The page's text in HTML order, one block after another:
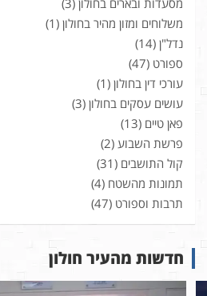
מסעדות ובארים בחולון (3)
משלוחים ומזון מהיר בחולון (1)
נדל"ן (14)
ספורט (47)
עורכי דין בחולון (1)
עושים עסקים בחולון (3)
פאן טיים (13)
פרשת השבוע (2)
קול התושבים (31)
תמונות מהשטח (4)
תרבות וספורט (47)
חדשות מהעיר חולון